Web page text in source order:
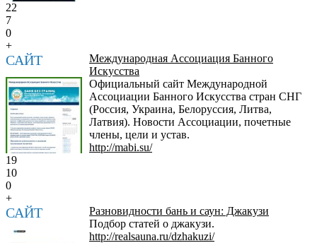
22
7
0
+
САЙТ
Международная Ассоциация Банного
Искусства
Официальный сайт Международной
Ассоциации Банного Искусства стран СНГ
(Россия, Украина, Белоруссия, Литва,
Латвия). Новости Ассоциации, почетные
члены, цели и устав.
http://mabi.su/
19
10
0
+
САЙТ
Разновидности бань и саун: Джакузи
Подбор статей о джакузи.
http://realsauna.ru/dzhakuzi/